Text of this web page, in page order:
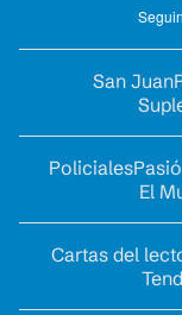
San Juan
Policiales
El
Cartas del